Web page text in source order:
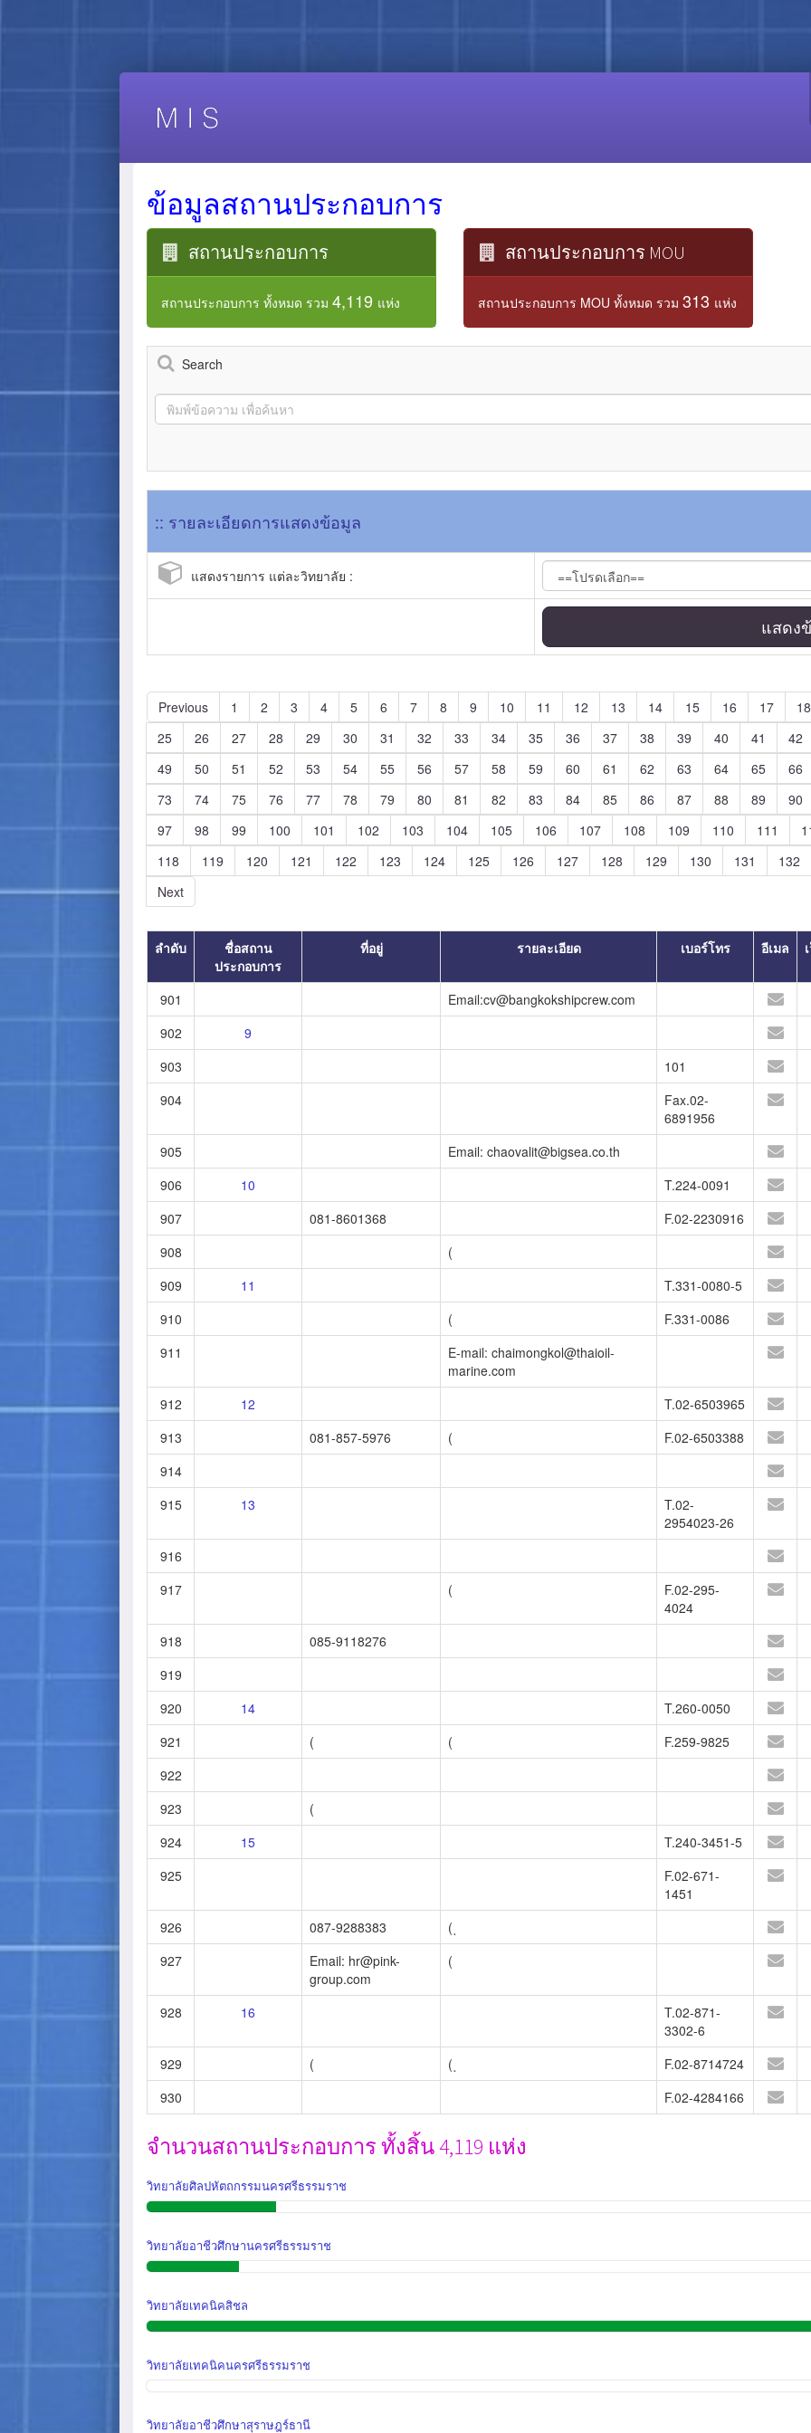
ข้อมูลสถานประกอบการ
สถานประกอบการ
สถานประกอบการ ทั้งหมด รวม 4,119 แห่ง
สถานประกอบการ MOU
สถานประกอบการ MOU ทั้งหมด รวม 313 แห่ง
Search
:: รายละเอียดการแสดงข้อมูล
แสดงรายการ แต่ละวิทยาลัย :
แสดง
Previous 1 2 3 4 5 6 7 8 9 10 11 12 13 14 15 16 17
18
25
26 27 28 29 30 31 32 33 34 35 36 37 38 39 40 41
42
49
50 51 52 53 54 55 56 57 58 59 60 61 62 63 64 65
66
73
74 75 76 77 78 79 80 81 82 83 84 85 86 87 88 89
90
97
98 99 100 101 102 103 104 105 106 107 108 109 110 111
118
119 120 121 122 123 124 125 126 127 128 129 130 131
132
Next
ลำดับ
ชื่อสถาน
ประกอบการ
ที่อยู่ รายละเอียด เบอร์โทร อีเมล
901
Email:cv@bangkokshipcrew.com
902
9
903
101
904
Fax.02-
6891956
905
Email: chaovalit@bigsea.co.th
906
10
T.224-0091
907
081-8601368
F.02-2230916
908
(
909
11
T.331-0080-5
910
(
F.331-0086
911
E-mail: chaimongkol@thaioil-
marine.com
912
12
T.02-6503965
913
081-857-5976 (
F.02-6503388
914
915
13
T.02-
2954023-26
916
917
(
F.02-295-
4024
918
085-9118276
919
920
14
T.260-0050
921
( (
F.259-9825
922
923
(
924
15
T.240-3451-5
925
F.02-671-
1451
926
087-9288383
(ͺ
927
Email: hr@pink-
group.com
(
928 16
T.02-871-
3302-6
929
( (ͺ
F.02-8714724
930
F.02-4284166
จำนวนสถานประกอบการ ทั้งสิ้น 4,119 แห่ง
วิทยาลัยศิลปหัตถกรรมนครศรีธรรมราช
วิทยาลัยอาชีวศึกษานครศรีธรรมราช
วิทยาลัยเทคนิคสิชล
วิทยาลัยเทคนิคนครศรีธรรมราช
วิทยาลัยอาชีวศึกษาสุราษฎร์ธานี